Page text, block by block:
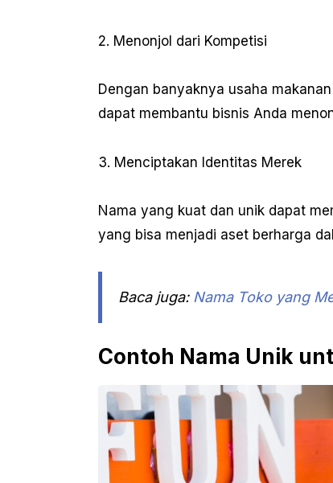
2. Menonjol dari Kompetisi
Dengan banyaknya usaha
dapat membantu bisnis Anda
3. Menciptakan Identitas Merek
Nama yang kuat dan unik dapat
yang bisa menjadi aset berharga
Baca juga: Nama Toko yang
Contoh Nama Unik